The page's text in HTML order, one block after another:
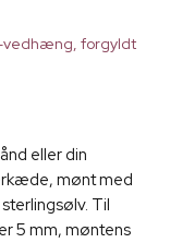
vedhæng, forgyldt
eller din
mønt med
Til
5 mm, møntens